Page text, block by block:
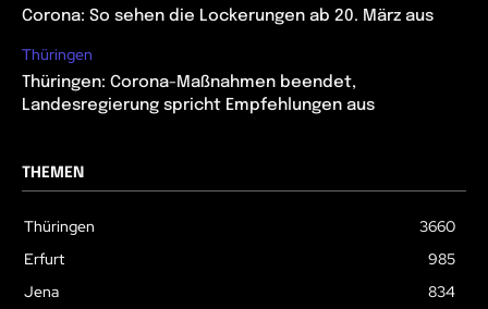
Corona: So sehen die Lockerungen ab 20. März aus
Thüringen
Thüringen: Corona-Maßnahmen beendet,
Landesregierung spricht Empfehlungen aus
THEMEN
Thüringen
3660
Erfurt
985
Jena
834